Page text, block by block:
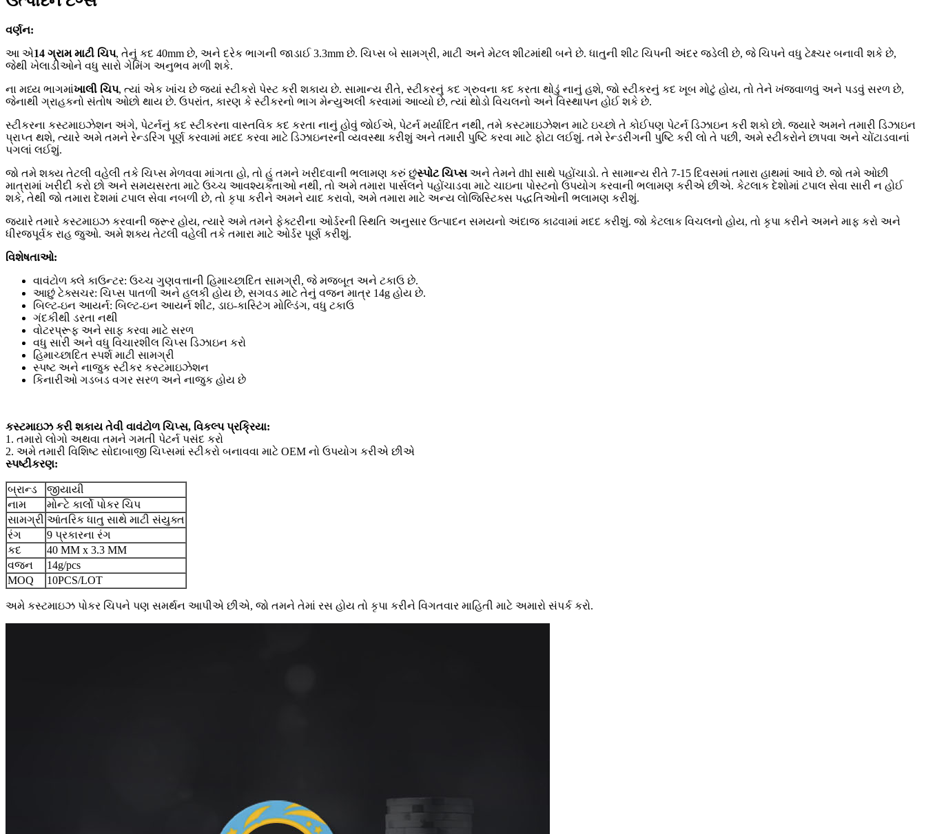
વર્ણન:
આ એ14 ગ્રામ માટી ચિપ, તેનું કદ 40mm છે, અને દરેક ભાગની જાડાઈ 3.3mm છે. ચિપ્સ બે સામગ્રી, માટી અને મેટલ શીટમાંથી બને છે. ધાતુની શીટ ચિપની અંદર જડેલી છે, જે ચિપને વધુ ટેક્ષ્ચર બનાવી શકે છે,
જેથી ખેલાડીઓને વધુ સારો ગેમિંગ અનુભવ મળી શકે.
ના મધ્ય ભાગમાંખાલી ચિપ, ત્યાં એક ખાંચ છે જ્યાં સ્ટીકરો પેસ્ટ કરી શકાય છે. સામાન્ય રીતે, સ્ટીકરનું કદ ગ્રુવના કદ કરતા થોડું નાનું હશે, જો સ્ટીકરનું કદ ખૂબ મોટું હોય, તો તેને ખંજવાળવું અને પડવું સરળ છે,
જેનાથી ગ્રાહકનો સંતોષ ઓછો થાય છે. ઉપરાંત, કારણ કે સ્ટીકરનો ભાગ મેન્યુઅલી કરવામાં આવ્યો છે, ત્યાં થોડો વિચલનો અને વિસ્થાપન હોઈ શકે છે.
સ્ટીકરના કસ્ટમાઇઝેશન અંગે, પેટર્નનું કદ સ્ટીકરના વાસ્તવિક કદ કરતા નાનું હોવું જોઈએ, પેટર્ન મર્યાદિત નથી, તમે કસ્ટમાઇઝેશન માટે ઇચ્છો તે કોઈપણ પેટર્ન ડિઝાઇન કરી શકો છો. જ્યારે અમને તમારી ડિઝાઇન
પ્રાપ્ત થશે, ત્યારે અમે તમને રેન્ડરિંગ પૂર્ણ કરવામાં મદદ કરવા માટે ડિઝાઇનરની વ્યવસ્થા કરીશું અને તમારી પુષ્ટિ કરવા માટે ફોટા લઈશું. તમે રેન્ડરીંગની પુષ્ટિ કરી લો તે પછી, અમે સ્ટીકરોને છાપવા અને ચોંટાડવાનાં
પગલાં લઈશું.
જો તમે શક્ય તેટલી વહેલી તકે ચિપ્સ મેળવવા માંગતા હો, તો હું તમને ખરીદવાની ભલામણ કરું છુંસ્પોટ ચિપ્સ અને તેમને dhl સાથે પહોંચાડો. તે સામાન્ય રીતે 7-15 દિવસમાં તમારા હાથમાં આવે છે. જો તમે ઓછી
માત્રામાં ખરીદી કરો છો અને સમયસરતા માટે ઉચ્ચ આવશ્યકતાઓ નથી, તો અમે તમારા પાર્સલને પહોંચાડવા માટે ચાઇના પોસ્ટનો ઉપયોગ કરવાની ભલામણ કરીએ છીએ. કેટલાક દેશોમાં ટપાલ સેવા સારી ન હોઈ
શકે, તેથી જો તમારા દેશમાં ટપાલ સેવા નબળી છે, તો કૃપા કરીને અમને યાદ કરાવો, અમે તમારા માટે અન્ય લોજિસ્ટિક્સ પદ્ધતિઓની ભલામણ કરીશું.
જ્યારે તમારે કસ્ટમાઇઝ કરવાની જરૂર હોય, ત્યારે અમે તમને ફેક્ટરીના ઓર્ડરની સ્થિતિ અનુસાર ઉત્પાદન સમયનો અંદાજ કાઢવામાં મદદ કરીશું. જો કેટલાક વિચલનો હોય, તો કૃપા કરીને અમને માફ કરો અને
ધીરજપૂર્વક રાહ જુઓ. અમે શક્ય તેટલી વહેલી તકે તમારા માટે ઓર્ડર પૂર્ણ કરીશું.
વિશેષતાઓ:
વાવંટોળ ક્લે કાઉન્ટર: ઉચ્ચ ગુણવત્તાની હિમાચ્છાદિત સામગ્રી, જે મજબૂત અને ટકાઉ છે.
આછું ટેક્સચર: ચિપ્સ પાતળી અને હલકી હોય છે, સગવડ માટે તેનું વજન માત્ર 14g હોય છે.
બિલ્ટ-ઇન આયર્ન: બિલ્ટ-ઇન આયર્ન શીટ, ડાઇ-કાસ્ટિંગ મોલ્ડિંગ, વધુ ટકાઉ
ગંદકીથી ડરતા નથી
વોટરપ્રૂફ અને સાફ કરવા માટે સરળ
વધુ સારી અને વધુ વિચારશીલ ચિપ્સ ડિઝાઇન કરો
હિમાચ્છાદિત સ્પર્શ માટી સામગ્રી
સ્પષ્ટ અને નાજુક સ્ટીકર કસ્ટમાઇઝેશન
કિનારીઓ ગડબડ વગર સરળ અને નાજુક હોય છે
કસ્ટમાઇઝ કરી શકાય તેવી વાવંટોળ ચિપ્સ, વિકલ્પ પ્રક્રિયા:
1. તમારો લોગો અથવા તમને ગમતી પેટર્ન પસંદ કરો
2. અમે તમારી વિશિષ્ટ સોદાબાજી ચિપ્સમાં સ્ટીકરો બનાવવા માટે OEM નો ઉપયોગ કરીએ છીએ
સ્પષ્ટીકરણ:
બ્રાન્ડ
જીયાયી
નામ
મોન્ટે કાર્લો પોકર ચિપ
સામગ્રી આંતરિક ધાતુ સાથે માટી સંયુક્ત
રંગ
9 પ્રકારના રંગ
કદ
40 MM x 3.3 MM
વજન
14g/pcs
MOQ
10PCS/LOT
અમે કસ્ટમાઇઝ પોકર ચિપને પણ સમર્થન આપીએ છીએ, જો તમને તેમાં રસ હોય તો કૃપા કરીને વિગતવાર માહિતી માટે અમારો સંપર્ક કરો.